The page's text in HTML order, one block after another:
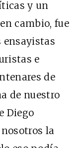
y un
cambio, fue
ensayistas
e
de
de nuestro
Diego
la